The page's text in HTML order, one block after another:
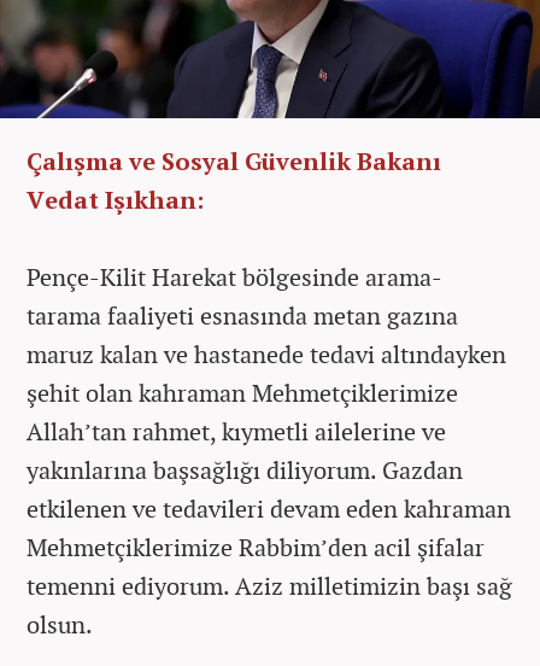
Çalışma ve Sosyal Güvenlik Bakanı
Vedat Işıkhan:
Pençe-Kilit Harekat bölgesinde arama-
tarama faaliyeti esnasında metan gazına
maruz kalan ve hastanede tedavi altındayken
şehit olan kahraman Mehmetçiklerimize
Allah’tan rahmet, kıymetli ailelerine ve
yakınlarına başsağlığı diliyorum. Gazdan
etkilenen ve tedavileri devam eden kahraman
Mehmetçiklerimize Rabbim’den acil şifalar
temenni ediyorum. Aziz milletimizin başı sağ
olsun.